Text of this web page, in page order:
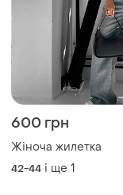
600 грн
Жіноча жилетка
42-44 і ще 1